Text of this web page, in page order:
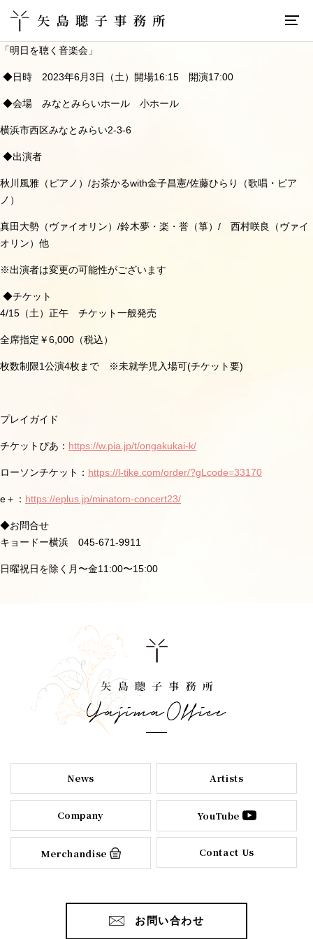
「明日を聴く音楽会」
◆日時 2023年6月3日（土）開場16:15 開演17:00
◆会場 みなとみらいホール 小ホール
横浜市西区みなとみらい2-3-6
◆出演者
秋川風雅（ピアノ） /お茶かるwith金子昌憲/佐藤ひらり（歌唱・ピア
ノ）
真田大勢（ヴァイオリン） /鈴木夢・楽・誉（箏） / 西村咲良（ヴァイ
オリン）他
※出演者は変更の可能性がございます
◆チケット
4/15 （土）正午 チケット一般発売
全席指定￥6,000 （税込）
枚数制限1公演4枚まで ※未就学児入場可(チケット要)
プレイガイド
チケットぴあ： https://w.pia.jp/t/ongakukai-k/
ローソンチケット： https://l-tike.com/order/?gLcode=33170
e＋： https://eplus.jp/minatom-concert23/
◆お問合せ
キョードー横浜 045-671-9911
日曜祝日を除く月〜金11:00〜15:00
News Artists
Company YouTube
Merchandise Contact Us
お問い合わせ